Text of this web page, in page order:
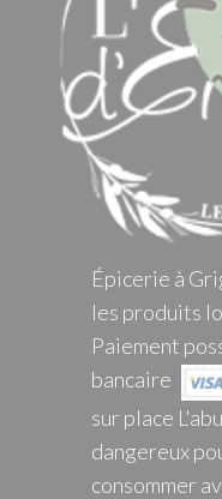
Épicerie à
les produits
Paiement
bancaire
sur place
dangereux
consommer